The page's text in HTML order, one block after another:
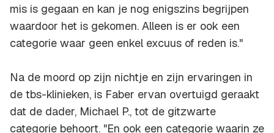
mis is gegaan en kan je nog enigszins begrijpen
waardoor het is gekomen. Alleen is er ook een
categorie waar geen enkel excuus of reden is."
Na de moord op zijn nichtje en zijn ervaringen in
de tbs-klinieken, is Faber ervan overtuigd geraakt
dat de dader, Michael P., tot de gitzwarte
categorie behoort. "En ook een categorie waarin ze